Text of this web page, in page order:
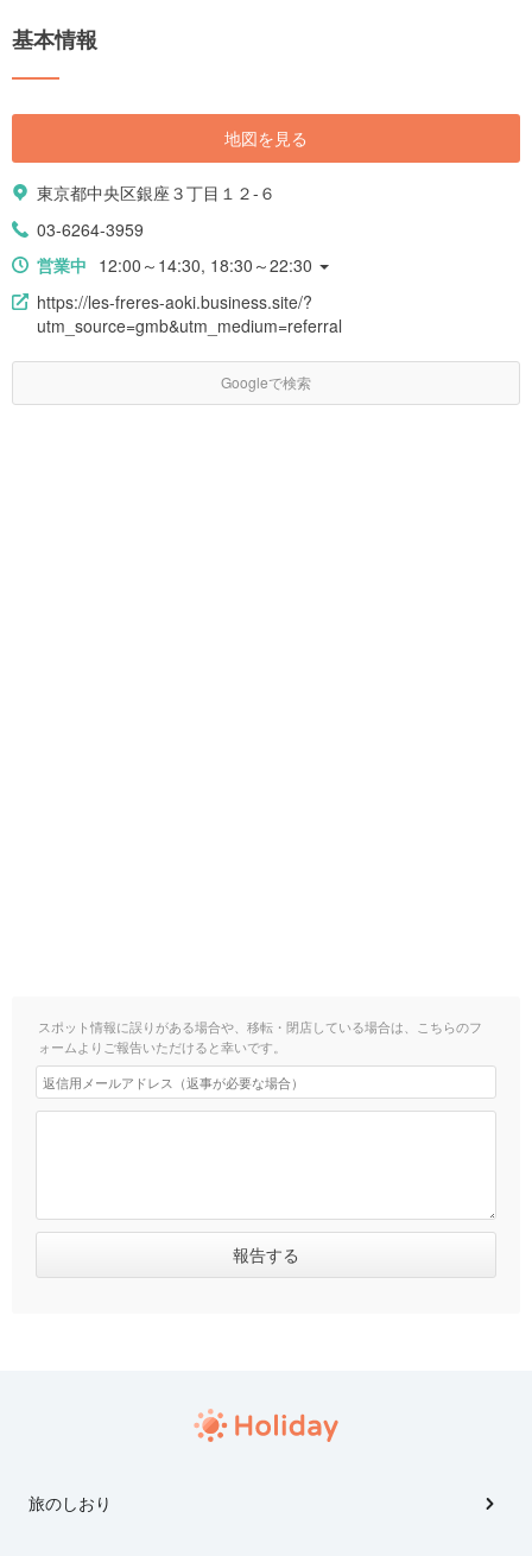
基本情報
地図を見る
東京都中央区銀座３丁目１２-６
03-6264-3959
営業中 12:00～14:30, 18:30～22:30
https://les-freres-aoki.business.site/?
utm_source=gmb&utm_medium=referral
Googleで検索
スポット情報に誤りがある場合や、移転・閉店している場合は、こちらのフ
ォームよりご報告いただけると幸いです。
旅のしおり